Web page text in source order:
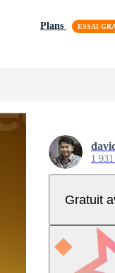
Plans
1 931
Gratuit